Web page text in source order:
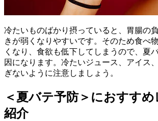
冷たいものばかり摂っていると、胃腸の
きが弱くなりやすいです。そのため食べ
くなり、食欲も低下してしまうので、夏
因になります。冷たいジュース、アイス
ぎないように注意しましょう。
＜夏バテ予防＞におすす
紹介